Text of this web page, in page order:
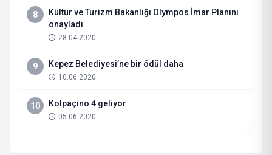
8
Kültür ve Turizm Bakanlığı Olympos İmar Planını
onayladı
28.04.2020
9 Kepez Belediyesi’ne bir ödül daha
10.06.2020
10 Kolpaçino 4 geliyor
05.06.2020